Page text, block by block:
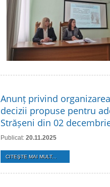
Anunț privind
decizii propuse pentru
Strășeni din 02
Publicat: 20.11.2025
CITEŞTE MAI MULT...